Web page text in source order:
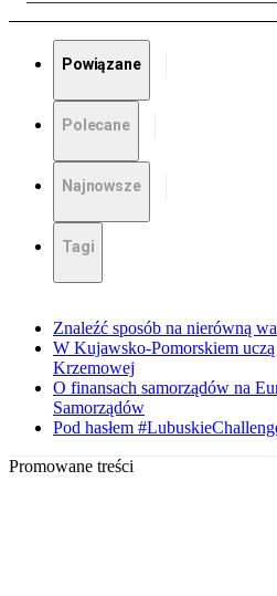
Powiązane
Polecane
Najnowsze
Tagi
Znaleźć sposób na nierówną
W Kujawsko-Pomorskiem
Krzemowej
O finansach samorządów na
Samorządów
Pod hasłem
Promowane treści